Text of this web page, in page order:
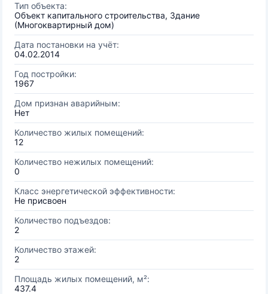
Тип объекта:
Объект капитального строительства, Здание
(Многоквартирный дом)
Дата постановки на учёт:
04.02.2014
Год постройки:
1967
Дом признан аварийным:
Нет
Количество жилых помещений:
12
Количество нежилых помещений:
0
Класс энергетической эффективности:
Не присвоен
Количество подъездов:
2
Количество этажей:
2
Площадь жилых помещений, м²:
437.4